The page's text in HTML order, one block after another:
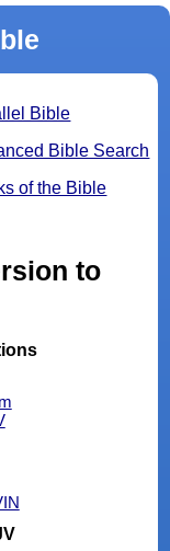
Bible
Bible Search
of the Bible
to